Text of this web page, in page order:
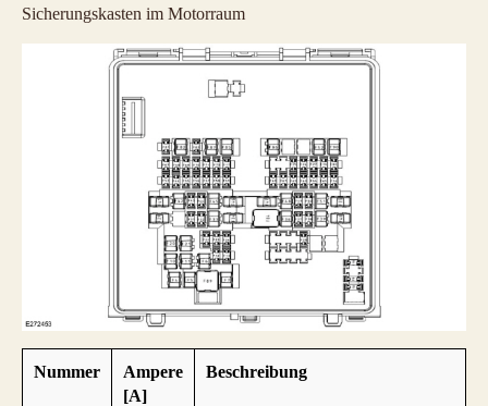
Sicherungskasten im Motorraum
Nummer
Ampere
[A]
Beschreibung